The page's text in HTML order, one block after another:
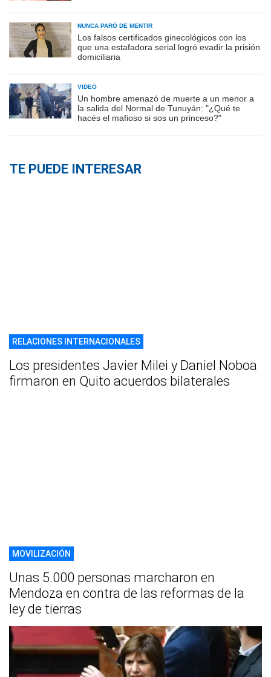
NUNCA PARÓ DE MENTIR
Los falsos certificados ginecológicos con los
que una estafadora serial logró evadir la prisión
domiciliaria
VIDEO
Un hombre amenazó de muerte a un menor a
la salida del Normal de Tunuyán: "¿Qué te
hacés el mafioso si sos un princeso?"
TE PUEDE INTERESAR
RELACIONES INTERNACIONALES
Los presidentes Javier Milei y Daniel Noboa
firmaron en Quito acuerdos bilaterales
MOVILIZACIÓN
Unas 5.000 personas marcharon en
Mendoza en contra de las reformas de la
ley de tierras